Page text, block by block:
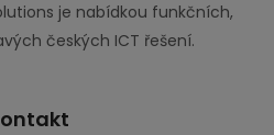
je nabídkou funkčních,
českých ICT řešení.